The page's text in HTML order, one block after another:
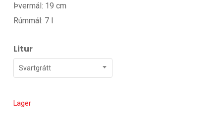
Þvermál: 19 cm
Rúmmál: 7 l
Litur
Svartgrátt
Lager